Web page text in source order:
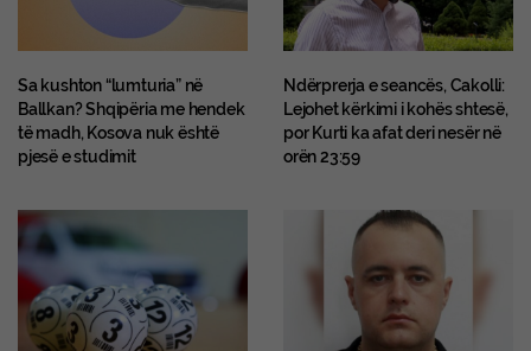
Sa kushton “lumturia” në
Ballkan? Shqipëria me hendek
të madh, Kosova nuk është
pjesë e studimit
Ndërprerja e seancës, Cakolli:
Lejohet kërkimi i kohës shtesë,
por Kurti ka afat deri nesër në
orën 23:59